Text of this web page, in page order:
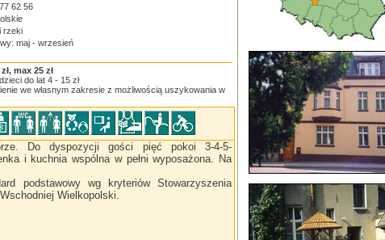
62 56
rzeki
maj - wrzesień
max 25 zł
do lat 4 - 15 zł
we własnym zakresie z możliwością uszykowania w
Do dyspozycji gości pięć pokoi 3-4-5-
i kuchnia wspólna w pełni wyposażona. Na
podstawowy wg kryteriów Stowarzyszenia
Wielkopolski.